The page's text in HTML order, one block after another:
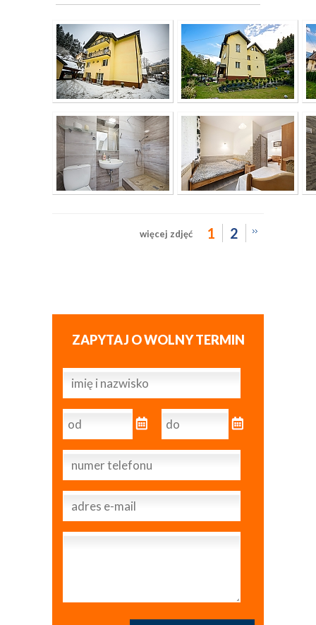
1 2
więcej zdjęć
ZAPYTAJ O WOLNY TERMIN